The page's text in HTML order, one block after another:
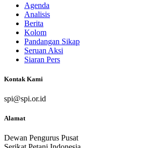
Agenda
Analisis
Berita
Kolom
Pandangan Sikap
Seruan Aksi
Siaran Pers
Kontak Kami
spi@spi.or.id
Alamat
Dewan Pengurus Pusat